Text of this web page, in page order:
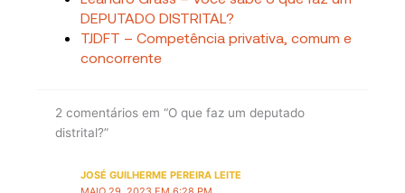
DEPUTADO DISTRITAL?
TJDFT – Competência privativa, comum e
concorrente
2 comentários em “O que faz um deputado
distrital?”
JOSÉ GUILHERME PEREIRA LEITE